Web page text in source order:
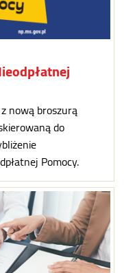
nową broszurą
do
Pomocy.